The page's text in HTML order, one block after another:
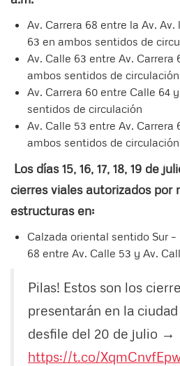
Av. Carrera 68 entre la Av.
63 en ambos sentidos de
Av. Calle 63 entre Av. Carrera
ambos sentidos de circulación
Av. Carrera 60 entre Calle 64
sentidos de circulación
Av. Calle 53 entre Av. Carrera
ambos sentidos de circulación
Los días 15, 16, 17, 18, 19 de
cierres viales autorizados por
estructuras en:
Calzada oriental sentido Sur
68 entre Av. Calle 53 y Av.
Pilas! Estos son los
presentarán en la
desfile del 20 de julio →
https://t.co/